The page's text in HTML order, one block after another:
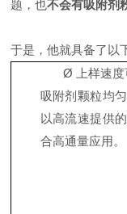
题，也不会有吸附剂
于是，他就具备了以下
Ø
上样速
吸附剂颗粒均
以高流速提供的萃
合高通量应用。